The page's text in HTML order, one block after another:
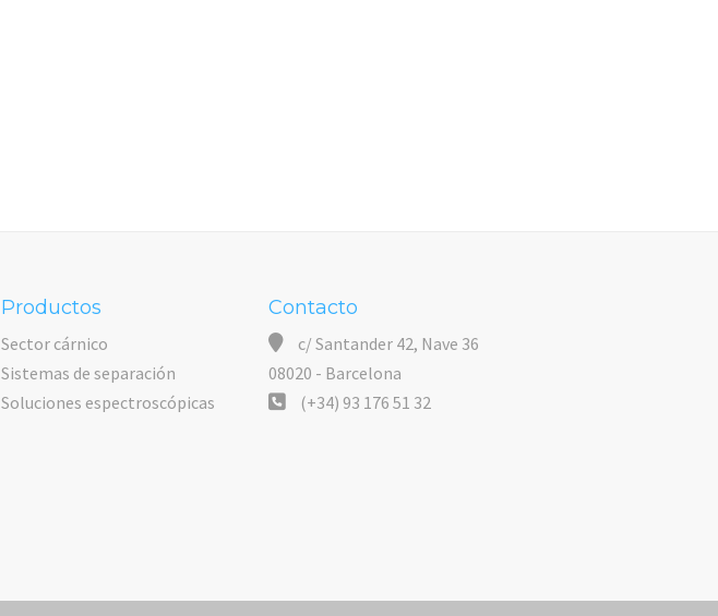
Productos
Sector cárnico
Sistemas de separación
Soluciones espectroscópicas
Contacto
c/ Santander 42, Nave 36
08020 - Barcelona
(+34) 93 176 51 32